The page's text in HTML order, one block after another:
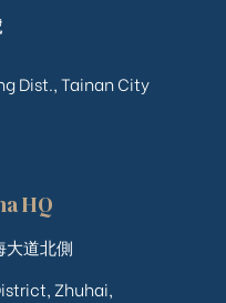
Dist., Tainan City
HQ
大道北側
Zhuhai,